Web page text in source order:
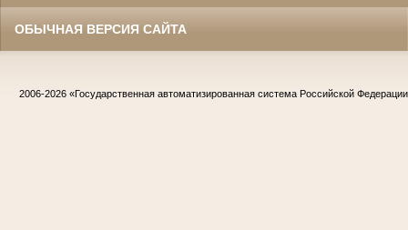
ОБЫЧНАЯ ВЕРСИЯ САЙТА
2006-2026 «Государственная автоматизированная система Российской